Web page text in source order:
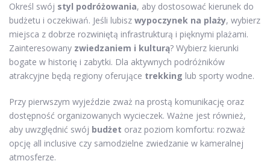
Określ swój styl podróżowania, aby dostosować kierunek do
budżetu i oczekiwań. Jeśli lubisz wypoczynek na plaży, wybierz
miejsca z dobrze rozwiniętą infrastrukturą i pięknymi plażami.
Zainteresowany zwiedzaniem i kulturą? Wybierz kierunki
bogate w historię i zabytki. Dla aktywnych podróżników
atrakcyjne będą regiony oferujące trekking lub sporty wodne.
Przy pierwszym wyjeździe zważ na prostą komunikację oraz
dostępność organizowanych wycieczek. Ważne jest również,
aby uwzględnić swój budżet oraz poziom komfortu: rozważ
opcję all inclusive czy samodzielne zwiedzanie w kameralnej
atmosferze.